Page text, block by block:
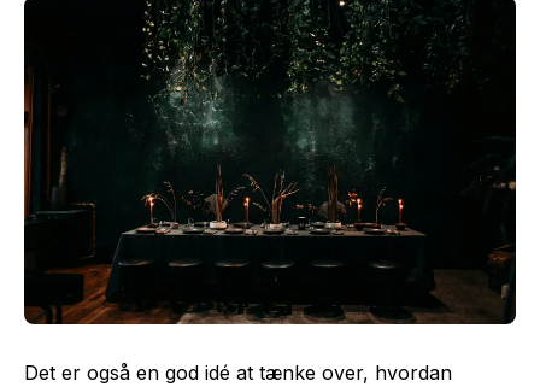
Det er også en god idé at tænke over, hvordan